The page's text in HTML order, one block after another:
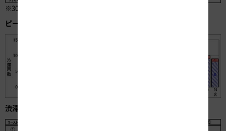
※30km以上の渋滞を含む
ピーク時10km以上の渋滞回数グラフ 合計144回
渋滞箇所：今年（2016年度お盆）